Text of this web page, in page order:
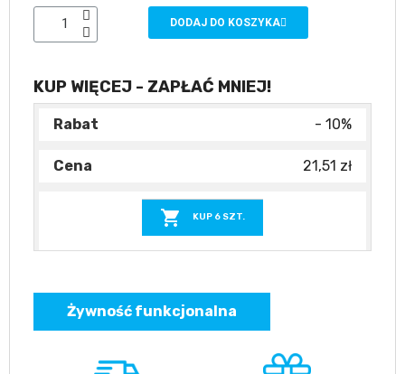
DODAJ DO KOSZYKA
KUP WIĘCEJ - ZAPŁAĆ MNIEJ!
- 10%
21,51 zł
 KUP 6 SZT.
Żywność funkcjonalna